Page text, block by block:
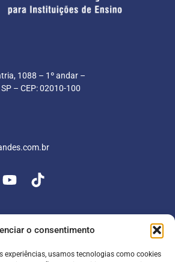
o consentimento
experiências, usamos tecnologias como cookies
1088 – 1º andar –
– CEP: 02010-100